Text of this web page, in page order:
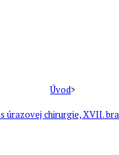
Úvod>
úrazovej chirurgie, XVII.